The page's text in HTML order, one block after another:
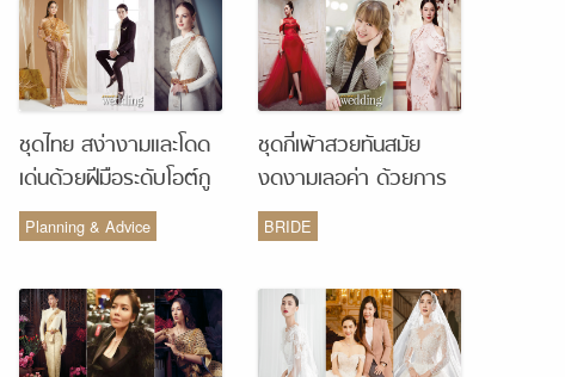
ชุดไทย สง่างามและโดด
เด่นด้วยฝีมือระดับโอต์กู
ตูร์ จากห้องเสื้อ Vanus
Couture
Planning & Advice
ชุดกี่เพ้าสวยทันสมัย
งดงามเลอค่า ด้วยการ
รังสรรค์จากห้องเสื้อ
Monique Wedding
BRIDE